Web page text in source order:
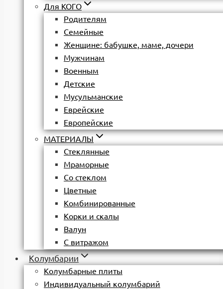
Для КОГО
Родителям
Семейные
Женщине: бабушке, маме, дочери
Мужчинам
Военным
Детские
Мусульманские
Еврейские
Европейские
МАТЕРИАЛЫ
Стеклянные
Мраморные
Со стеклом
Цветные
Комбинированные
Корки и скалы
Валун
С витражом
Колумбарии
Колумбарные плиты
Индивидуальный колумбарий